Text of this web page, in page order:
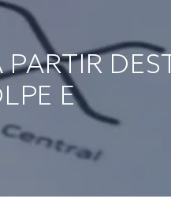
E